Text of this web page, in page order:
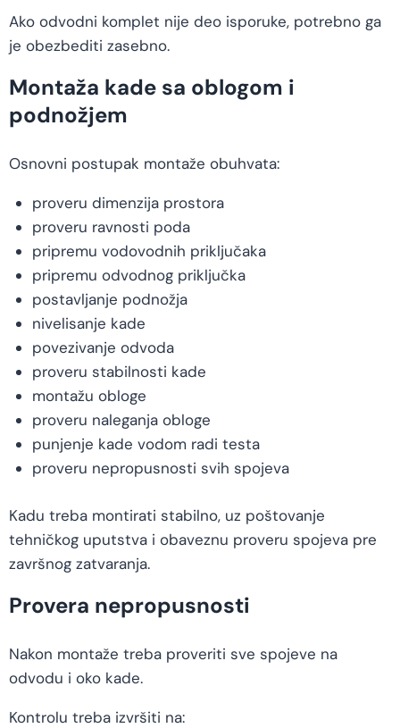
Ako odvodni komplet nije deo isporuke, potrebno ga
je obezbediti zasebno.
Montaža kade sa oblogom i
podnožjem
Osnovni postupak montaže obuhvata:
proveru dimenzija prostora
proveru ravnosti poda
pripremu vodovodnih priključaka
pripremu odvodnog priključka
postavljanje podnožja
nivelisanje kade
povezivanje odvoda
proveru stabilnosti kade
montažu obloge
proveru naleganja obloge
punjenje kade vodom radi testa
proveru nepropusnosti svih spojeva
Kadu treba montirati stabilno, uz poštovanje
tehničkog uputstva i obaveznu proveru spojeva pre
završnog zatvaranja.
Provera nepropusnosti
Nakon montaže treba proveriti sve spojeve na
odvodu i oko kade.
Kontrolu treba izvršiti na: